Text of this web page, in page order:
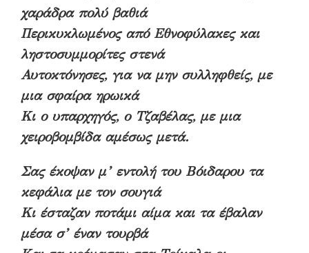
χαράδρα πολύ βαθιά
Περικυκλωμένος από Εθνοφύλακες και
ληστοσυμμορίτες στενά
Αυτοκτόνησες, για να μην συλληφθείς, με
μια σφαίρα ηρωικά
Κι ο υπαρχηγός, ο Τζαβέλας, με μια
χειροβομβίδα αμέσως μετά.
Σας έκοψαν μ’ εντολή του Βόιδαρου τα
κεφάλια με τον σουγιά
Κι έσταζαν ποτάμι αίμα και τα έβαλαν
μέσα σ’ έναν τουρβά